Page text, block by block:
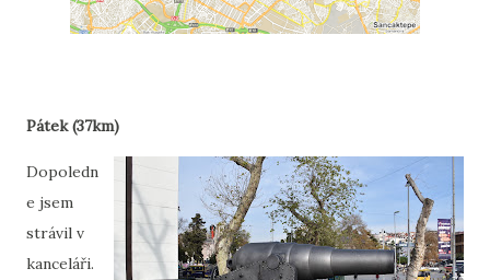
Pátek (37km)
Dopoledn
e jsem
strávil v
kanceláři.